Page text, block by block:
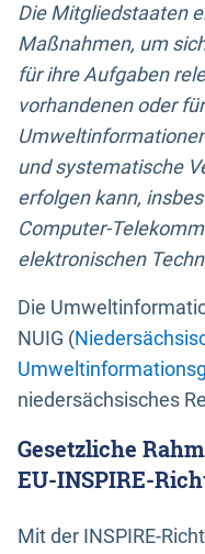
Die Mitgliedstaaten
Maßnahmen, um
für ihre Aufgaben
vorhandenen oder
und systematische
erfolgen kann,
Computer-
elektronischen
Die
NUIG (
niedersächsisches
Gesetzliche
EU-INSPIRE-
Mit der INSPIRE-